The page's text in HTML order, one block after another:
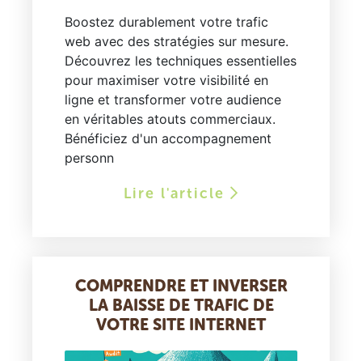
Boostez durablement votre trafic
web avec des stratégies sur mesure.
Découvrez les techniques essentielles
pour maximiser votre visibilité en
ligne et transformer votre audience
en véritables atouts commerciaux.
Bénéficiez d'un accompagnement
personn
Lire l'article
COMPRENDRE ET INVERSER
LA BAISSE DE TRAFIC DE
VOTRE SITE INTERNET